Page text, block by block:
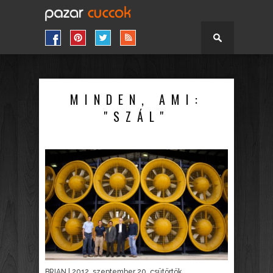
MINDEN, AMI:
"SZÁL"